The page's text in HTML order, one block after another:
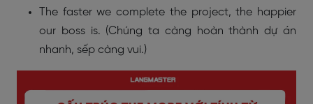
The faster we complete the project, the happier
our boss is. (Chúng ta càng hoàn thành dự án
nhanh, sếp càng vui.)